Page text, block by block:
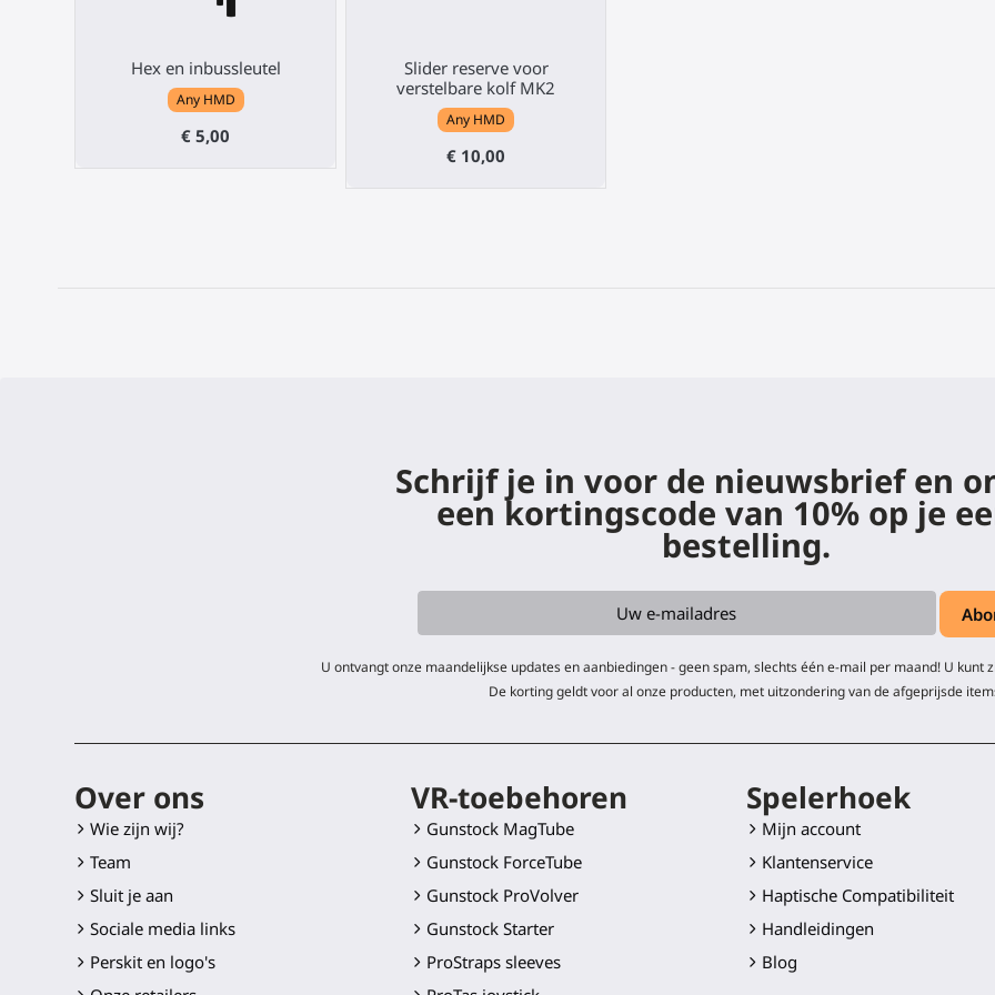
Hex en inbussleutel
Any HMD
€ 5,00
Slider reserve voor
verstelbare kolf MK2
Any HMD
€ 10,00
Schrijf je in voor de nieuwsbrief en
een kortingscode van 10% op je
bestelling.
U ontvangt onze maandelijkse updates en aanbiedingen - geen spam, slechts één e-mail per maand! U kunt
De korting geldt voor al onze producten, met uitzondering van de afgeprijsde
Over ons
Wie zijn wij?
Team
Sluit je aan
Sociale media links
Perskit en logo's
VR-toebehoren
Gunstock MagTube
Gunstock ForceTube
Gunstock ProVolver
Gunstock Starter
ProStraps sleeves
Spelerhoek
Mijn account
Klantenservice
Haptische Compatibiliteit
Handleidingen
Blog